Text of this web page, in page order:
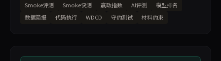
Smoke评测 Smoke快测 赢政指数 AI评测
模型排名
数据简报
代码执行 WDCD 守约测试 材料约束